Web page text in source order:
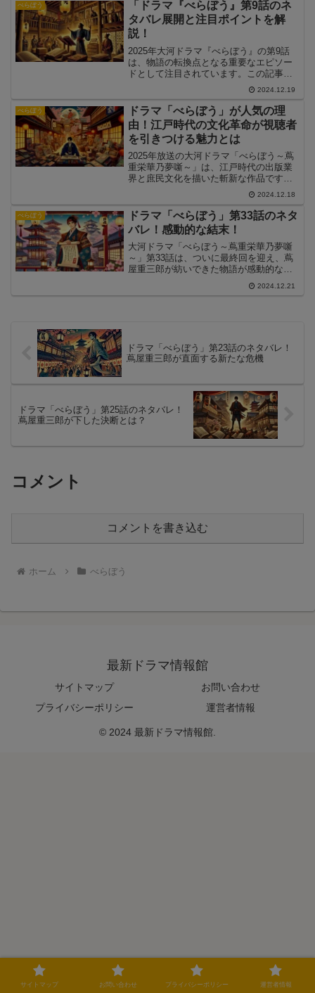
べらぼう
「ドラマ『べらぼう』第9話のネ
タバレ展開と注目ポイントを解
説！
2025年大河ドラマ『べらぼう』の第9話
は、物語の転換点となる重要なエピソー
ドとして注目されています。この記事で
は、第9話のあらすじと見どころを解説し
ながら、ストーリーの核心に迫ります。
さらに、視聴者の間で話題となったシー
ンについても詳しく紹介します。これか
ら『べらぼう』第9話を見る方も、既に見
た方も必見の内容です。
2024.12.19
べらぼう
ドラマ「べらぼう」が人気の理
由！江戸時代の文化革命が視聴者
を引きつける魅力とは
2025年放送の大河ドラマ「べらぼう～蔦
重栄華乃夢噺～」は、江戸時代の出版業
界と庶民文化を描いた斬新な作品です。
この記事では、「べらぼう」が人気を集
める理由を、ストーリー、キャスト、テ
ーマなどの観点から徹底分析します。
2024.12.18
べらぼう
ドラマ「べらぼう」第33話のネタ
バレ！感動的な結末！
大河ドラマ「べらぼう～蔦重栄華乃夢噺
～」第33話は、ついに最終回を迎え、蔦
屋重三郎が紡いできた物語が感動的な結
末を迎えました。この記事では、第33話
の見どころや物語の結末、そして感動の
2024.12.21
ドラマ「べらぼう」第23話のネタバレ！
蔦屋重三郎が直面する新たな危機
ドラマ「べらぼう」第25話のネタバレ！
蔦屋重三郎が下した決断とは？
コメント
コメントを書き込む
ホーム べらぼう
最新ドラマ情報館
サイトマップ
お問い合わせ
プライバシーポリシー
運営者情報
© 2024 最新ドラマ情報館.
サイトマップ お問い合わせ プライバシーポリシー 運営者情報